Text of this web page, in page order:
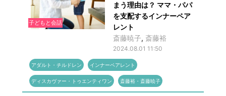
子どもと会話
まう理由は？ ママ・パパ
を支配するインナーペア
レント
斎藤暁子, 斎藤裕
2024.08.01 11:50
アダルト・チルドレン インナーペアレント
ディスカヴァー・トゥエンティワン 斎藤裕・斎藤暁子